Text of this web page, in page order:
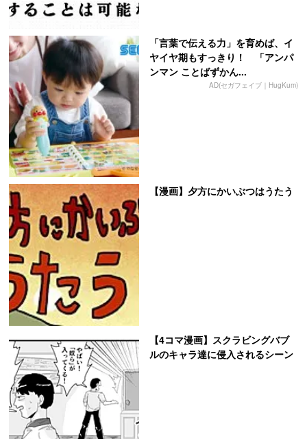
「言葉で伝える力」を育めば、イ
ヤイヤ期もすっきり！ 「アンパ
ンマン ことばずかん...
AD(セガフェイブ｜HugKum)
【漫画】夕方にかいぶつはうたう
【4コマ漫画】スクラビングバブ
ルのキャラ達に侵入されるシーン